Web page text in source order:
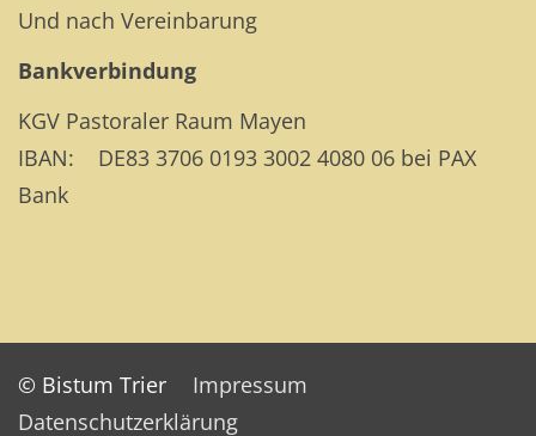
Und nach Vereinbarung
Bankverbindung
KGV Pastoraler Raum Mayen
IBAN: DE83 3706 0193 3002 4080 06 bei PAX
Bank
© Bistum Trier
Impressum
Datenschutzerklärung